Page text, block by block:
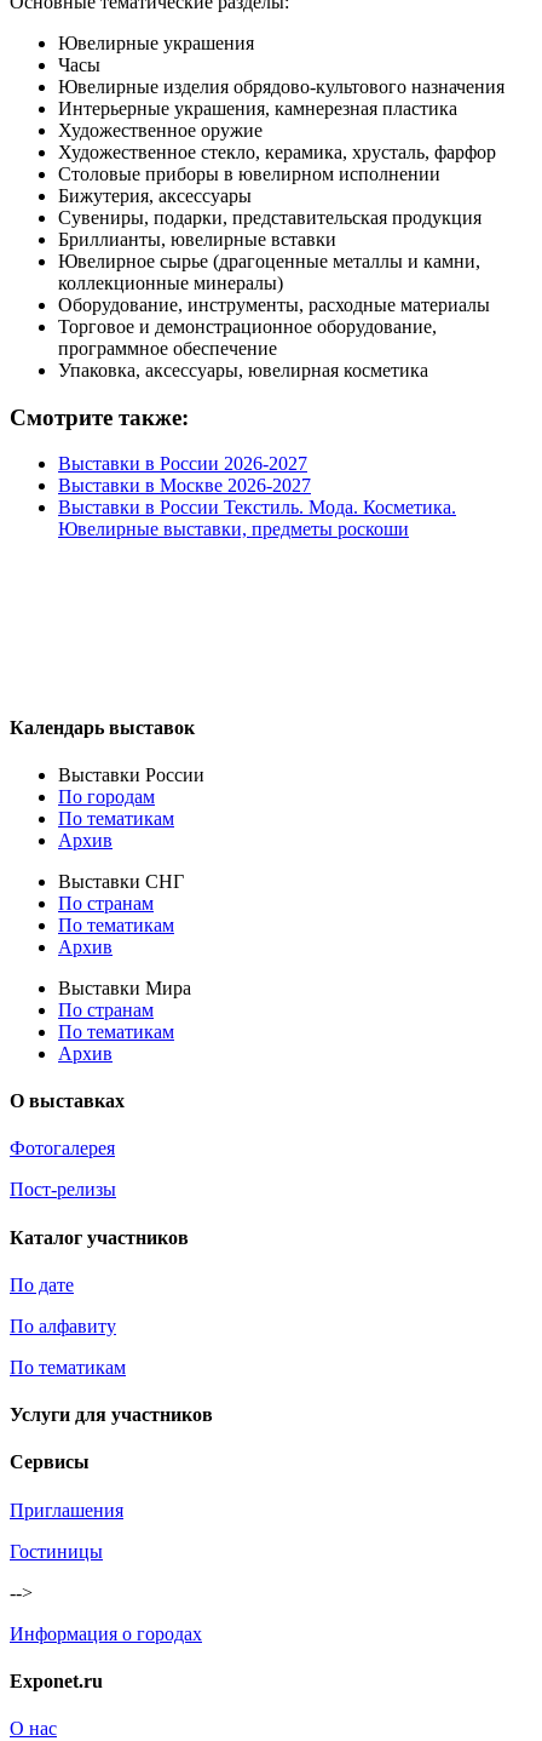
Ювелирные украшения
Часы
Ювелирные изделия обрядово-культового назначения
Интерьерные украшения, камнерезная пластика
Художественное оружие
Художественное стекло, керамика, хрусталь, фарфор
Столовые приборы в ювелирном исполнении
Бижутерия, аксессуары
Сувениры, подарки, представительская продукция
Бриллианты, ювелирные вставки
Ювелирное сырье (драгоценные металлы и камни,
коллекционные минералы)
Оборудование, инструменты, расходные материалы
Торговое и демонстрационное оборудование,
программное обеспечение
Упаковка, аксессуары, ювелирная косметика
Смотрите также:
Выставки в России 2026-2027
Выставки в Москве 2026-2027
Выставки в России Текстиль. Мода. Косметика.
Ювелирные выставки, предметы роскоши
Календарь выставок
Выставки России
По городам
По тематикам
Архив
Выставки СНГ
По странам
По тематикам
Архив
Выставки Мира
По странам
По тематикам
Архив
О выставках
Фотогалерея
Пост-релизы
Каталог участников
По дате
По алфавиту
По тематикам
Услуги для участников
Сервисы
Приглашения
Гостиницы
-->
Информация о городах
Exponet.ru
О нас